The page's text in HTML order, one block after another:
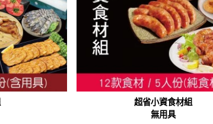
超省小資食材組
無用具